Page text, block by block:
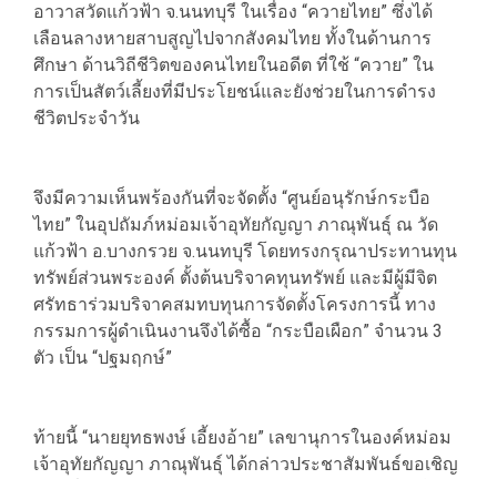
อาวาสวัดแก้วฟ้า จ.นนทบุรี ในเรื่อง “ควายไทย” ซึ่งได้
เลือนลางหายสาบสูญไปจากสังคมไทย ทั้งในด้านการ
ศึกษา ด้านวิถีชีวิตของคนไทยในอดีต ที่ใช้ “ควาย” ใน
การเป็นสัตว์เลี้ยงที่มีประโยชน์และยังช่วยในการดำรง
ชีวิตประจำวัน
จึงมีความเห็นพร้องกันที่จะจัดตั้ง “ศูนย์อนุรักษ์กระบือ
ไทย” ในอุปถัมภ์หม่อมเจ้าอุทัยกัญญา ภาณุพันธุ์ ณ วัด
แก้วฟ้า อ.บางกรวย จ.นนทบุรี โดยทรงกรุณาประทานทุน
ทรัพย์ส่วนพระองค์ ตั้งต้นบริจาคทุนทรัพย์ และมีผู้มีจิต
ศรัทธาร่วมบริจาคสมทบทุนการจัดตั้งโครงการนี้ ทาง
กรรมการผู้ดำเนินงานจึงได้ซื้อ “กระบือเผือก” จำนวน 3
ตัว เป็น “ปฐมฤกษ์”
ท้ายนี้ “นายยุทธพงษ์ เอี้ยงอ้าย” เลขานุการในองค์หม่อม
เจ้าอุทัยกัญญา ภาณุพันธุ์ ได้กล่าวประชาสัมพันธ์ขอเชิญ